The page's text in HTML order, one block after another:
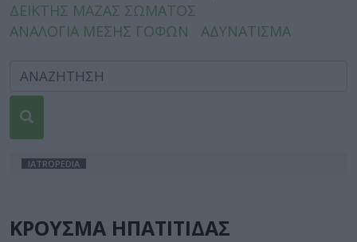
ΔΕΙΚΤΗΣ ΜΑΖΑΣ ΣΩΜΑΤΟΣ
ΑΝΑΛΟΓΙΑ ΜΕΣΗΣ ΓΟΦΩΝ
ΑΔΥΝΑΤΙΣΜΑ
IATROPEDIA
ΚΡΟΥΣΜΑ ΗΠΑΤΙΤΙΔΑΣ